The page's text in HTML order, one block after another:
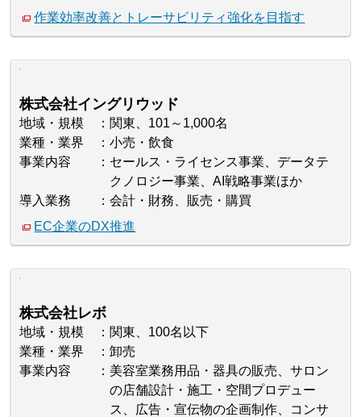
作業効率改善とトレーサビリティ強化を目指す
株式会社イングリウッド
地域・規模
関東、101～1,000名
業種・業界
小売・飲食
事業内容
セールス・ライセンス事業、データテ
クノロジー事業、AI戦略事業ほか
導入業務
会計・財務、販売・購買
EC企業のDX推進
株式会社レボ
地域・規模
関東、100名以下
業種・業界
卸売
事業内容
美容室業務用品・器具の販売、サロン
の店舗設計・施工・空間プロデュー
ス、広告・宣伝物の企画制作、コンサ